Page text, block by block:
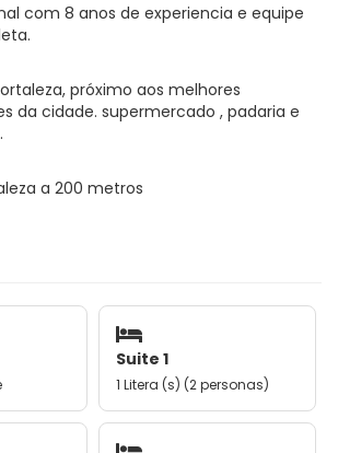
com 8 anos de experiencia e equipe
próximo aos melhores
da cidade. supermercado , padaria e
a 200 metros
Suite 1
1 Litera (s) (2 personas)